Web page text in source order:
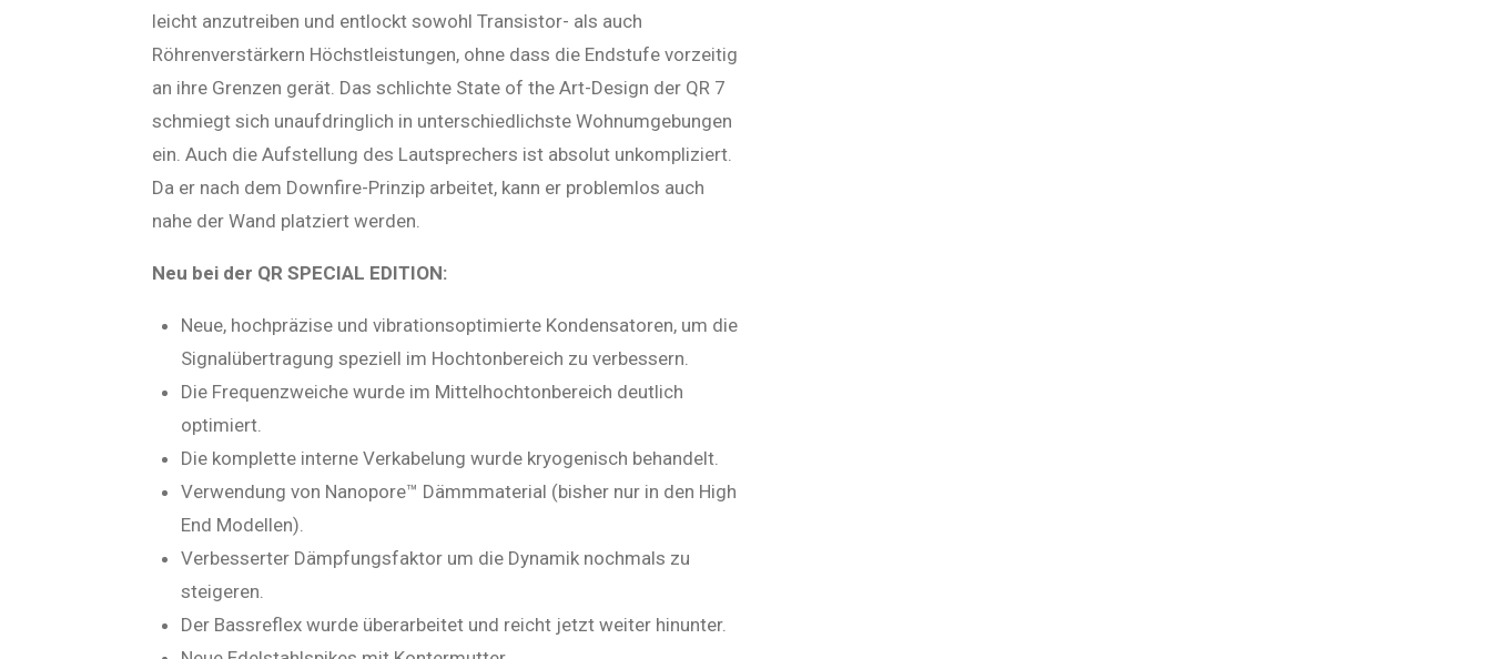
leicht anzutreiben und entlockt sowohl Transistor- als auch
Röhrenverstärkern Höchstleistungen, ohne dass die Endstufe vorzeitig
an ihre Grenzen gerät. Das schlichte State of the Art-Design der QR 7
schmiegt sich unaufdringlich in unterschiedlichste Wohnumgebungen
ein. Auch die Aufstellung des Lautsprechers ist absolut unkompliziert.
Da er nach dem Downfire-Prinzip arbeitet, kann er problemlos auch
nahe der Wand platziert werden.
Neu bei der QR SPECIAL EDITION:
Neue, hochpräzise und vibrationsoptimierte Kondensatoren, um die
Signalübertragung speziell im Hochtonbereich zu verbessern.
Die Frequenzweiche wurde im Mittelhochtonbereich deutlich
optimiert.
Die komplette interne Verkabelung wurde kryogenisch behandelt.
Verwendung von Nanopore™ Dämmmaterial (bisher nur in den High
End Modellen).
Verbesserter Dämpfungsfaktor um die Dynamik nochmals zu
steigeren.
Der Bassreflex wurde überarbeitet und reicht jetzt weiter hinunter.